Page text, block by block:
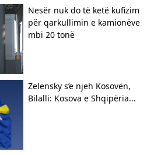
Nesër nuk do të ketë kufizim
për qarkullimin e kamionëve
mbi 20 tonë
Zelensky s’e njeh Kosovën,
Bilalli: Kosova e Shqipëria...